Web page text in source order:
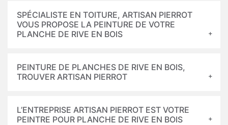
SPÉCIALISTE EN TOITURE, ARTISAN PIERROT
VOUS PROPOSE LA PEINTURE DE VOTRE
PLANCHE DE RIVE EN BOIS
PEINTURE DE PLANCHES DE RIVE EN BOIS,
TROUVER ARTISAN PIERROT
L’ENTREPRISE ARTISAN PIERROT EST VOTRE
PEINTRE POUR PLANCHE DE RIVE EN BOIS